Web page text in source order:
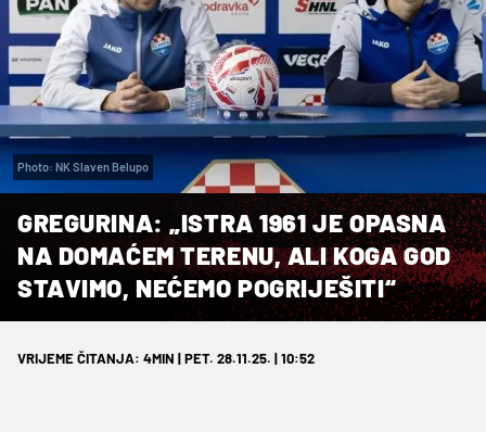
Photo: NK Slaven Belupo
GREGURINA: „ISTRA 1961 JE OPASNA
NA DOMAĆEM TERENU, ALI KOGA GOD
STAVIMO, NEĆEMO POGRIJEŠITI“
VRIJEME ČITANJA: 4MIN | PET. 28.11.25. | 10:52